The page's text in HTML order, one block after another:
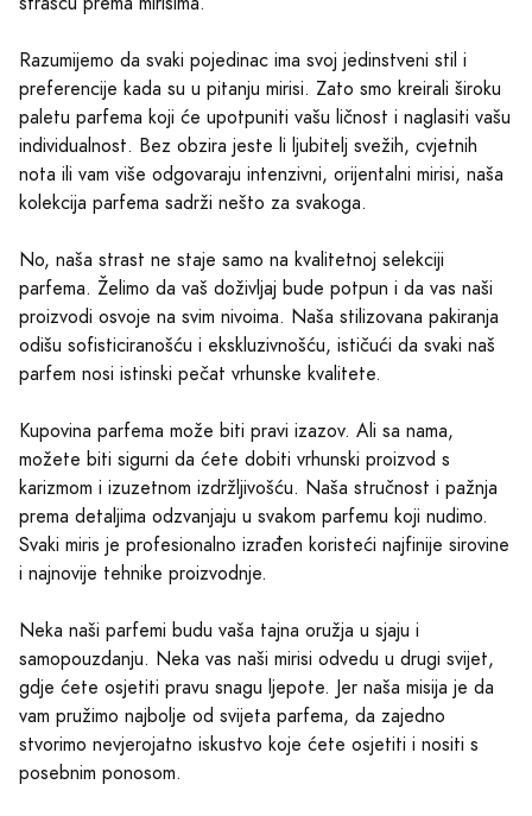
Razumijemo da svaki pojedinac ima svoj jedinstveni stil i
preferencije kada su u pitanju mirisi. Zato smo kreirali široku
paletu parfema koji će upotpuniti vašu ličnost i naglasiti vašu
individualnost. Bez obzira jeste li ljubitelj svežih, cvjetnih
nota ili vam više odgovaraju intenzivni, orijentalni mirisi, naša
kolekcija parfema sadrži nešto za svakoga.
No, naša strast ne staje samo na kvalitetnoj selekciji
parfema. Želimo da vaš doživljaj bude potpun i da vas naši
proizvodi osvoje na svim nivoima. Naša stilizovana pakiranja
odišu sofisticiranošću i ekskluzivnošću, ističući da svaki naš
parfem nosi istinski pečat vrhunske kvalitete.
Kupovina parfema može biti pravi izazov. Ali sa nama,
možete biti sigurni da ćete dobiti vrhunski proizvod s
karizmom i izuzetnom izdržljivošću. Naša stručnost i pažnja
prema detaljima odzvanjaju u svakom parfemu koji nudimo.
Svaki miris je profesionalno izrađen koristeći najfinije sirovine
i najnovije tehnike proizvodnje.
Neka naši parfemi budu vaša tajna oružja u sjaju i
samopouzdanju. Neka vas naši mirisi odvedu u drugi svijet,
gdje ćete osjetiti pravu snagu ljepote. Jer naša misija je da
vam pružimo najbolje od svijeta parfema, da zajedno
stvorimo nevjerojatno iskustvo koje ćete osjetiti i nositi s
posebnim ponosom.